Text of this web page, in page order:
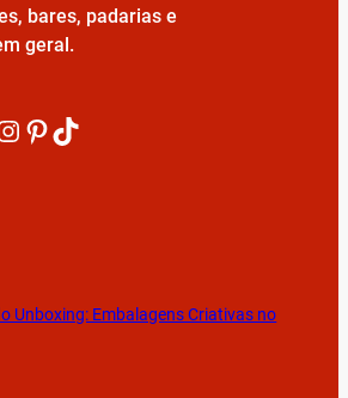
bares, padarias e
geral.
Pinterest TikTok
Unboxing: Embalagens Criativas no